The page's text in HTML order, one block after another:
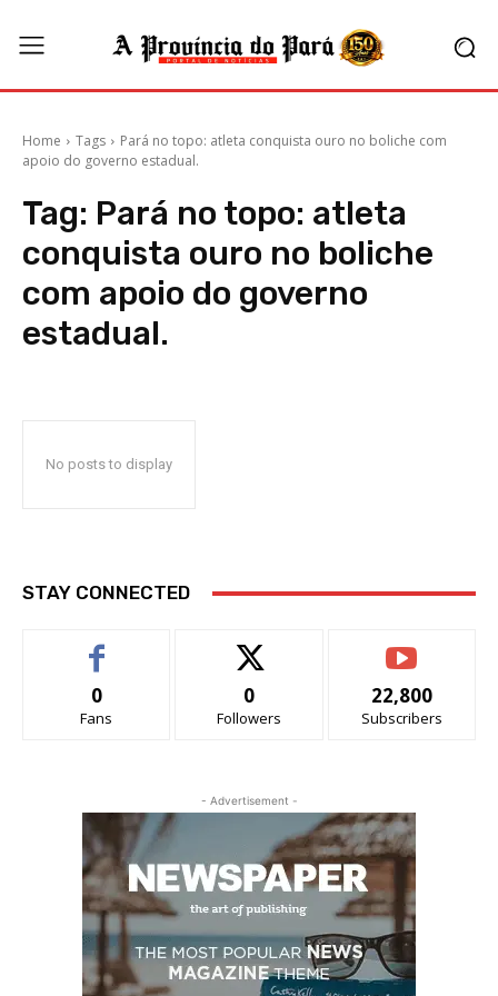
Home Tags
Pará no topo: atleta conquista ouro no boliche com
apoio do governo estadual.
Tag: Pará no topo: atleta
conquista ouro no boliche
com apoio do governo
estadual.
No posts to display
STAY CONNECTED
0
Fans
0
Followers
22,800
Subscribers
- Advertisement -